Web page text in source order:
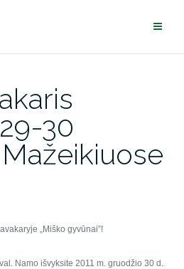
30
„Miško gyvūnai”!
Namo išvyksite 2011 m. gruodžio 30 d.